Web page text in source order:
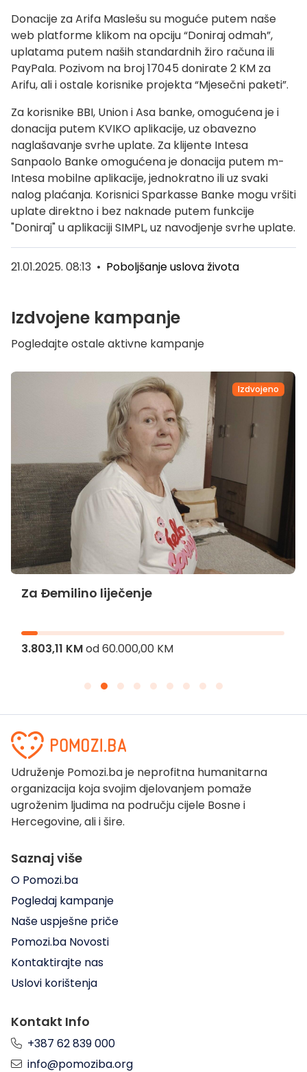
Donacije za Arifa Maslešu su moguće putem naše
web platforme klikom na opciju “Doniraj odmah”,
uplatama putem naših standardnih žiro računa ili
PayPala. Pozivom na broj 17045 donirate 2 KM za
Arifu, ali i ostale korisnike projekta “Mjesečni paketi”.
Za korisnike BBI, Union i Asa banke, omogućena je i
donacija putem KVIKO aplikacije, uz obavezno
naglašavanje svrhe uplate. Za klijente Intesa
Sanpaolo Banke omogućena je donacija putem m-
Intesa mobilne aplikacije, jednokratno ili uz svaki
nalog plaćanja. Korisnici Sparkasse Banke mogu vršiti
uplate direktno i bez naknade putem funkcije
"Doniraj" u aplikaciji SIMPL, uz navodjenje svrhe uplate.
21.01.2025. 08:13 • Poboljšanje uslova života
Izdvojene kampanje
Pogledajte ostale aktivne kampanje
Izdvojeno
Za Đemilino liječenje
3.803,11 KMod60.000,00 KM
Udruženje Pomozi.ba je neprofitna humanitarna
organizacija koja svojim djelovanjem pomaže
ugroženim ljudima na području cijele Bosne i
Hercegovine, ali i šire.
Saznaj više
O Pomozi.ba
Pogledaj kampanje
Naše uspješne priče
Pomozi.ba Novosti
Kontaktirajte nas
Uslovi korištenja
Kontakt Info
+387 62 839 000
info@pomoziba.org